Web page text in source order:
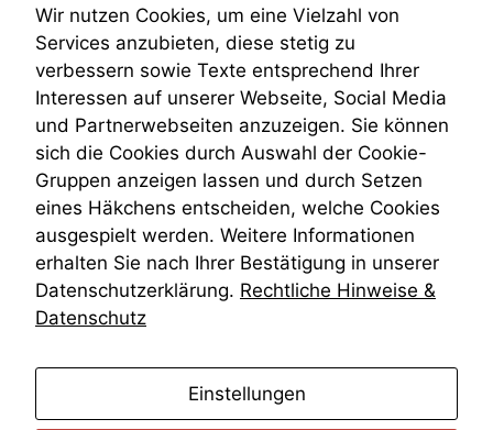
Teilungsklage
Venezuela
VRK
Wiederherstellungsanordnung
Zivilprozessordnung
ZPO
Zustellfiktion
Zuständigkeit
Öffentliches Personalrecht
Öffentlichkeitsprinzip
Wir nutzen Cookies, um eine Vielzahl von
Services anzubieten, diese stetig zu
verbessern sowie Texte entsprechend Ihrer
Interessen auf unserer Webseite, Social Media
und Partnerwebseiten anzuzeigen. Sie können
sich die Cookies durch Auswahl der Cookie-
Gruppen anzeigen lassen und durch Setzen
eines Häkchens entscheiden, welche Cookies
ausgespielt werden. Weitere Informationen
erhalten Sie nach Ihrer Bestätigung in unserer
Datenschutzerklärung. Rechtliche Hinweise &
Datenschutz
Einstellungen
Funktionalität
Einige
Funktionen auf
dieser Website
sind optional.
Wenn Sie
diese Option
deaktivieren,
kann die
Website nicht
zu 100%
Marketing
Wir speichern